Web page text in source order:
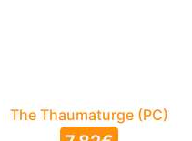
The Thaumaturge (PC)